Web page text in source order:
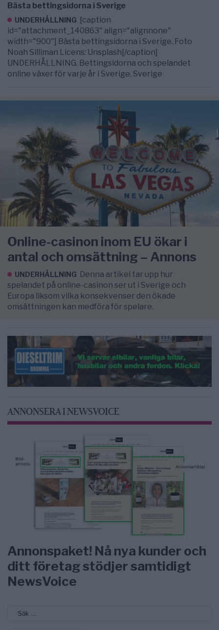
Bästa bettingsidorna i Sverige
UNDERHÅLLNING [caption
id="attachment_140863" align="alignnone"
width="900"] Bästa bettingsidorna i Sverige. Foto
Noah Silliman Licens: Unsplash[/caption]
UNDERHÅLLNING. Bettingsidorna och spelandet
online växer för varje år i Sverige. Sverige
Online-casinon inom EU ökar i
antal och omsättning – Annons
UNDERHÅLLNING Denna artikel tar upp hur
spelandet på online-casinon ser ut i Sverige och
Europa liksom vilka konsekvenser den ökade
omsättningen kan medföra för spelare.
ANNONSERA I NEWSVOICE
Annonspaket! Nå nya kunder och
ditt företag stödjer samtidigt
NewsVoice